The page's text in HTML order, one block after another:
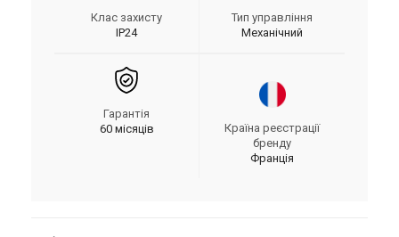
Клас захисту
IP24
Тип управління
Механічний
Гарантія
60 місяців
Країна реєстрації
бренду
Франція